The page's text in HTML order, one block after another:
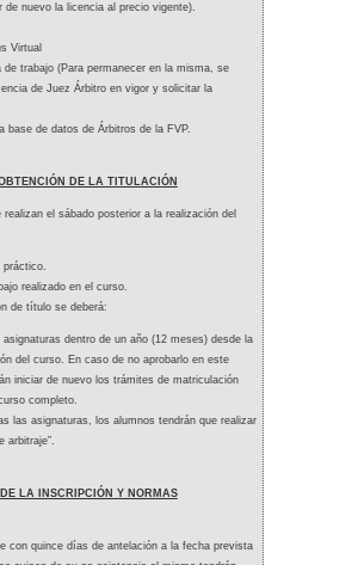
de nuevo la licencia al precio vigente).
Virtual
de trabajo (Para permanecer en la misma, se
de Juez Árbitro en vigor y solicitar la
base de datos de Árbitros de la FVP.
DE LA TITULACIÓN
realizan el sábado posterior a la realización del
práctico.
realizado en el curso.
de título se deberá:
asignaturas dentro de un año (12 meses) desde la
del curso. En caso de no aprobarlo en este
iniciar de nuevo los trámites de matriculación
completo.
las asignaturas, los alumnos tendrán que realizar
arbitraje”.
LA INSCRIPCIÓN Y NORMAS
con quince días de antelación a la fecha prevista